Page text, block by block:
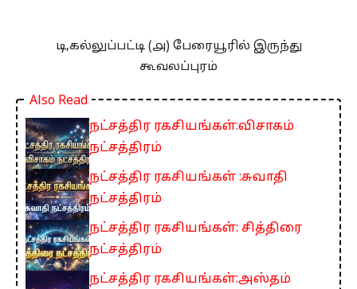
டி,கல்லுப்பட்டி (௮) பேரையூரில் இருந்து
கூவலப்புரம்
Also Read
நட்சத்திர ரகசியங்கள்:விசாகம்
நட்சத்திரம்
நட்சத்திர ரகசியங்கள் :சுவாதி
நட்சத்திரம்
நட்சத்திர ரகசியங்கள்: சித்திரை
நட்சத்திரம்
நட்சத்திர ரகசியங்கள்:அஸ்தம்